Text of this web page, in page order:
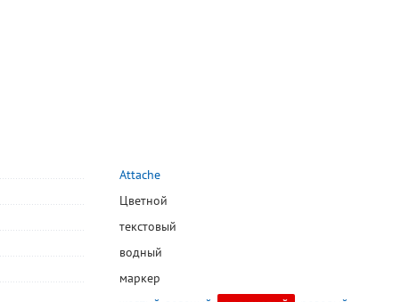
Attache
Цветной
текстовый
водный
маркер